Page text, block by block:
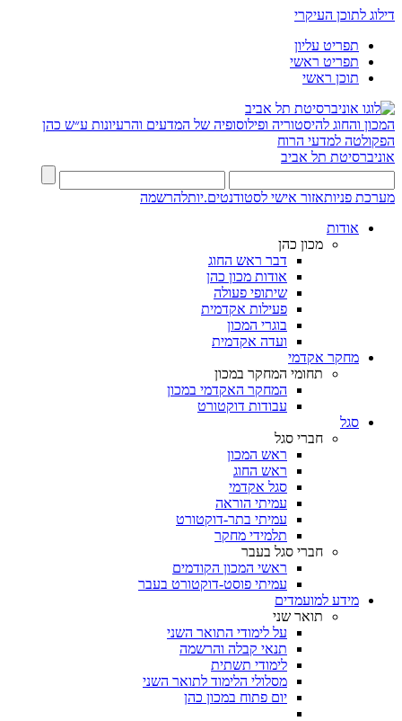
דילוג לתוכן העיקרי
תפריט עליון
תפריט ראשי
תוכן ראשי
המכון והחוג להיסטוריה ופילוסופיה של המדעים והרעיונות ע״ש כהן
הפקולטה למדעי הרוח
אוניברסיטת תל אביב
מערכת פניותאזור אישי לסטודנטים.יותלהרשמה
אודות
מכון כהן
דבר ראש החוג
אודות מכון כהן
שיתופי פעולה
פעילות אקדמית
בוגרי המכון
ועדה אקדמית
מחקר אקדמי
תחומי המחקר במכון
המחקר האקדמי במכון
עבודות דוקטורט
סגל
חברי סגל
ראש המכון
ראש החוג
סגל אקדמי
עמיתי הוראה
עמיתי בתר-דוקטורט
תלמידי מחקר
חברי סגל בעבר
ראשי המכון הקודמים
עמיתי פוסט-דוקטורט בעבר
מידע למועמדים
תואר שני
על לימודי התואר השני
תנאי קבלה והרשמה
לימודי תשתית
מסלולי הלימוד לתואר השני
יום פתוח במכון כהן